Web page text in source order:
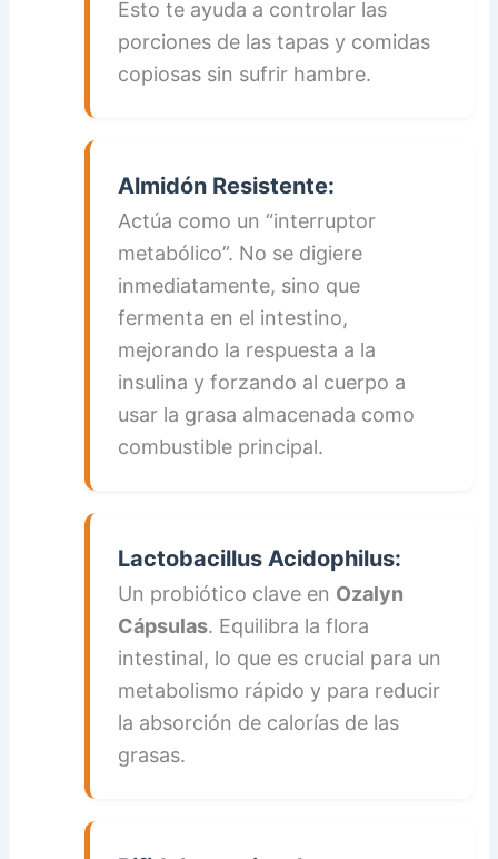
Esto te ayuda a controlar las
porciones de las tapas y comidas
copiosas sin sufrir hambre.
Almidón Resistente:
Actúa como un “interruptor
metabólico”. No se digiere
inmediatamente, sino que
fermenta en el intestino,
mejorando la respuesta a la
insulina y forzando al cuerpo a
usar la grasa almacenada como
combustible principal.
Lactobacillus Acidophilus:
Un probiótico clave en Ozalyn
Cápsulas. Equilibra la flora
intestinal, lo que es crucial para un
metabolismo rápido y para reducir
la absorción de calorías de las
grasas.